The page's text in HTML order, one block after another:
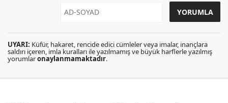
UYARI: Küfür, hakaret, rencide edici cümleler veya imalar, inançlara
saldırı içeren, imla kuralları ile yazılmamış ve büyük harflerle yazılmış
yorumlaronaylanmamaktadır.